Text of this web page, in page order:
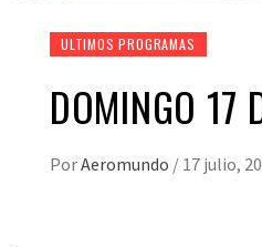
ULTIMOS PROGRAMAS
DOMINGO 17
PorAeromundo / 17 julio,